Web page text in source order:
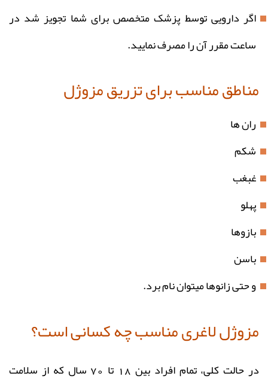
اگر دارویی توسط پزشک متخصص برای شما تجویز شد در
ساعت مقرر آن را مصرف نمایید.
مناطق مناسب برای تزریق مزوژل
ران ها
شکم
غبغب
پهلو
بازوها
باسن
و حتی زانوها میتوان نام برد.
مزوژل لاغری مناسب چه کسانی است؟
در حالت کلی، تمام افراد بین 18 تا 70 سال که از سلامت